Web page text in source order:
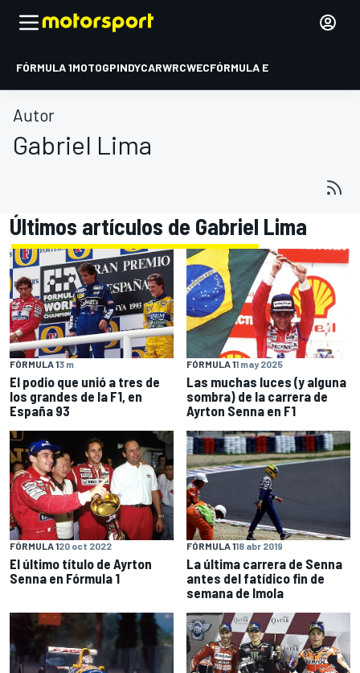
FÓRMULA 1MOTOGPINDYCARWRCWECFÓRMULA E
Autor
Gabriel Lima
Últimos artículos de Gabriel Lima
FÓRMULA 13 m
El podio que unió a tres de
los grandes de la F1, en
España 93
FÓRMULA 11 may 2025
Las muchas luces (y alguna
sombra) de la carrera de
Ayrton Senna en F1
FÓRMULA 120 oct 2022
El último título de Ayrton
Senna en Fórmula 1
FÓRMULA 118 abr 2019
La última carrera de Senna
antes del fatídico fin de
semana de Imola